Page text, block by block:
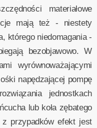
materiałowe
mają też - niestety
którego niedomagania -
bezobjawowo. W
wyrównoważającymi
napędzającej pompę
jednostkach
lub koła zębatego
przypadków efekt jest